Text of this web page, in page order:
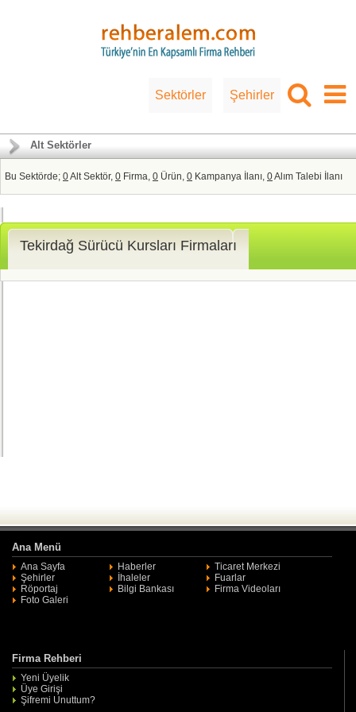
Sektörler Şehirler
Alt Sektörler
Bu Sektörde; 0Alt Sektör, 0 Firma, 0 Ürün, 0 Kampanya İlanı, 0Alım Talebi İlanı
Tekirdağ Sürücü Kursları Firmaları
Ana Menü
Ana Sayfa Haberler
Ticaret Merkezi
Şehirler
İhaleler
Fuarlar
Röportaj
Bilgi Bankası
Firma Videoları
Foto Galeri
Firma Rehberi
Yeni Üyelik
Üye Girişi
Şifremi Unuttum?